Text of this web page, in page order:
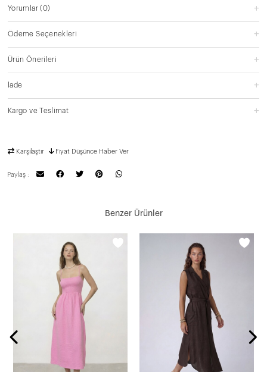
Yorumlar(0)
Ödeme Seçenekleri
Ürün Önerileri
İade
Kargo ve Teslimat
Karşılaştır Fiyat Düşünce Haber Ver
Paylaş :
Benzer Ürünler